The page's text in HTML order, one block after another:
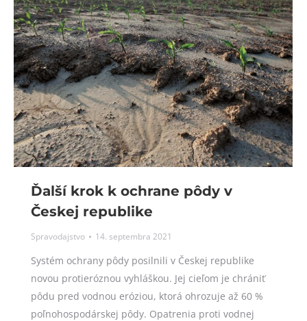
Ďalší krok k ochrane pôdy v
Českej republike
Spravodajstvo 14. septembra 2021
Systém ochrany pôdy posilnili v Českej republike
novou protieróznou vyhláškou. Jej cieľom je chrániť
pôdu pred vodnou eróziou, ktorá ohrozuje až 60 %
poľnohospodárskej pôdy. Opatrenia proti vodnej